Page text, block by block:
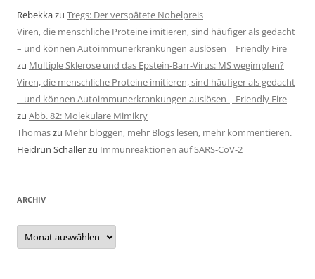
Rebekkazu Tregs: Der verspätete Nobelpreis
Viren, die menschliche Proteine imitieren, sind häufiger als gedacht
– und können Autoimmunerkrankungen auslösen | Friendly Fire
zu Multiple Sklerose und das Epstein-Barr-Virus: MS wegimpfen?
Viren, die menschliche Proteine imitieren, sind häufiger als gedacht
– und können Autoimmunerkrankungen auslösen | Friendly Fire
zu Abb. 82: Molekulare Mimikry
Thomaszu Mehr bloggen, mehr Blogs lesen, mehr kommentieren.
Heidrun Schallerzu Immunreaktionen auf SARS-CoV-2
ARCHIV
Archiv